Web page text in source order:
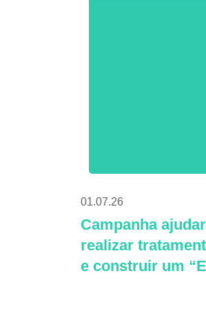
01.07.26
Campanha
realizar
e construir um